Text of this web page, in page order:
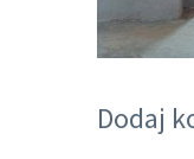
Dodaj